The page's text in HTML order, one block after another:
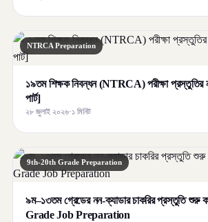
NTRCA Preparation
১৯তম শিক্ষক নিবন্ধন (NTRCA) পরীক্ষা প্রস্তুতির
পার্ট]
২৮ জুলাই ২০২৬·১ মিনিট
9th-20th Grade Preparation
৯ম–১৩তম গ্রেডের নন-ক্যাডার চাকরির প্রস্তুতি
Grade Job Preparation